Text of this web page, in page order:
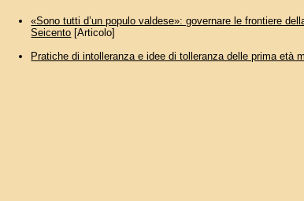
«Sono tutti d’un populo valdese»: governare le frontiere
Seicento [Articolo]
Pratiche di intolleranza e idee di tolleranza delle prima età